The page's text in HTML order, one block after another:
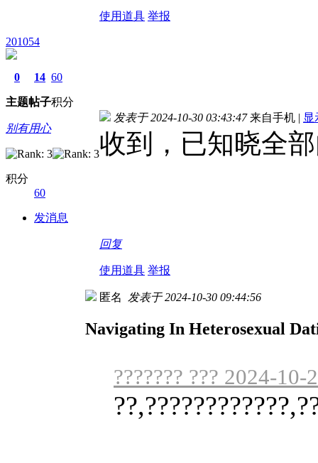
使用道具 举报
201054
0
主题
14
帖子
60
积分
别有用心
积分
60
发消息
发表于 2024-10-30 03:43:47 来自手机 | 显
收到，已知晓全
回复
使用道具 举报
匿名 发表于 2024-10-30 09:44:56
Navigating In Heterosexual
??????? ??? 2024-10-